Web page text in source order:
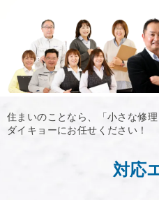
住まいのことなら、「小さな修
ダイキョーにお任せください！
対応